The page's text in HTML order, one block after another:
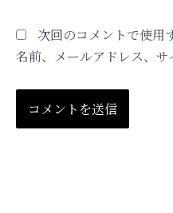
次回のコメントで使用
名前、メールアドレス、サ